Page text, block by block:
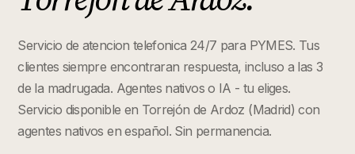
Servicio de atencion telefonica 24/7 para PYMES. Tus
clientes siempre encontraran respuesta, incluso a las 3
de la madrugada. Agentes nativos o IA - tu eliges.
Servicio disponible en Torrejón de Ardoz (Madrid) con
agentes nativos en español. Sin permanencia.